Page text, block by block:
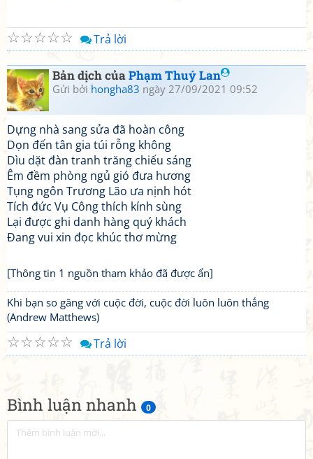
Bình luận nhanh 0
☆
☆
☆
☆
☆ Trả lời
Bản dịch củaPhạm Thuý Lan
Gửi bởi hongha83 ngày 27/09/2021 09:52
Dựng nhà sang sửa đã hoàn công
Dọn đến tân gia túi rỗng không
Dìu dặt đàn tranh trăng chiếu sáng
Êm đềm phòng ngủ gió đưa hương
Tụng ngôn Trương Lão ưa nịnh hót
Tích đức Vụ Công thích kính sùng
Lại được ghi danh hàng quý khách
Đang vui xin đọc khúc thơ mừng
[Thông tin 1 nguồn tham khảo đã được ẩn]
Khi bạn so găng với cuộc đời, cuộc đời luôn luôn thắng
(Andrew Matthews)
☆
☆
☆
☆
☆ Trả lời